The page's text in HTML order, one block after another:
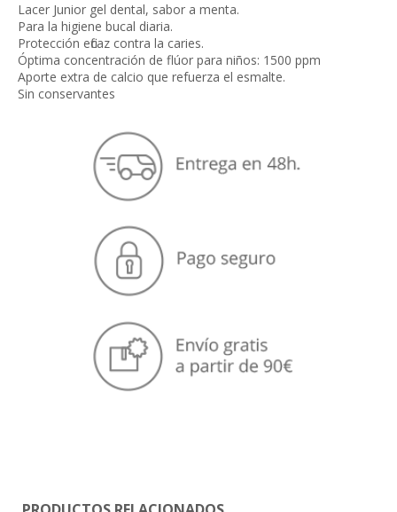
Lacer Junior gel dental, sabor a menta.
Para la higiene bucal diaria.
Protección eficaz contra la caries.
Óptima concentración de flúor para niños: 1500 ppm
Aporte extra de calcio que refuerza el esmalte.
Sin conservantes